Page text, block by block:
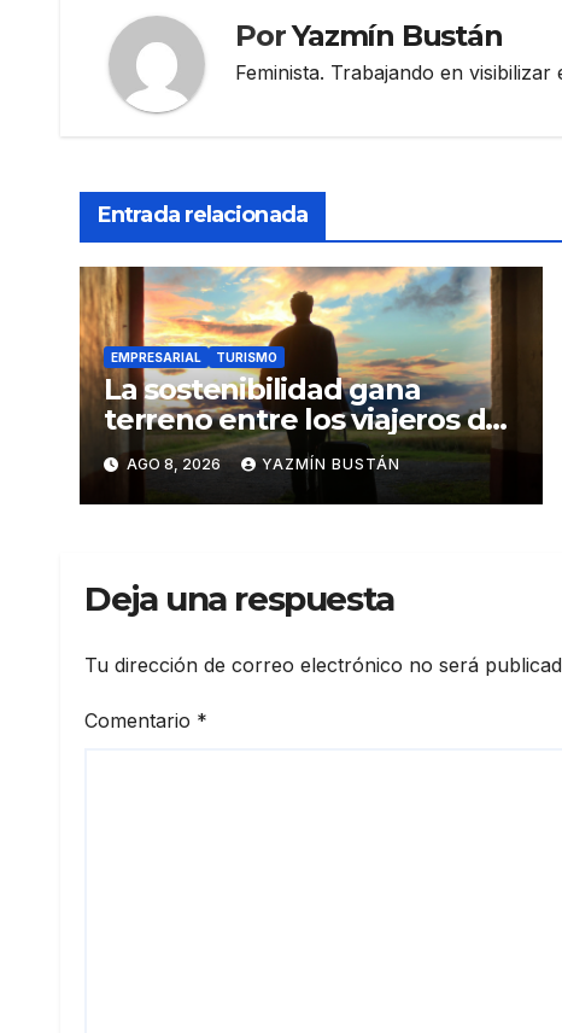
PorYazmín Bustán
Feminista. Trabajando en
Entrada relacionada
EMPRESARIAL TURISMO
La sostenibilidad gana
terreno entre los viajeros de
negocios
AGO 8, 2026 YAZMÍN BUSTÁN
Deja una respuesta
Tu dirección de correo electrónico no será
Comentario *